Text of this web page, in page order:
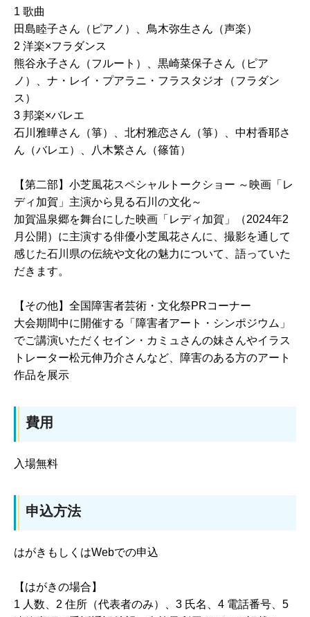
1 歌曲
田島睦子さん（ピアノ）、鳥木弥生さん（声楽）
2 洋楽×フラダンス
熊谷永子さん（フルート）、黒崎菜保子さん（ピア
ノ）、ナ・レイ・プアラニ・フラスタジオ（フラダン
ス）
3 邦楽×バレエ
石川雅曄さん（箏）、北村雅恋さん（箏）、中村香耶さ
ん（バレエ）、八木繁さん（篠笛）
【第二部】小芝風花スペシャルトークショー ～映画「レ
ディ加賀」主演から見る石川の文化～
加賀温泉郷を舞台にした映画「レディ加賀」（2024年2
月公開）に主演する俳優小芝風花さんに、撮影を通して
感じた石川県の伝統や文化の魅力について、語っていた
だきます。
【その他】全国障害者芸術・文化祭PRコーナー
大会期間中に開催する「障害者アート・シンポジウム」
でご講演いただくセイン・カミュさんの妹さんやイラス
トレーター松元伸乃介さんなど、障害のある方のアート
作品を展示
費用
入場無料
申込方法
はがきもしくはWebでの申込
【はがきの場合】
1 人数、2 住所（代表者のみ）、3 氏名、4 電話番号、5